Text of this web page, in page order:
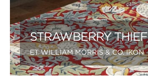
STRAWBERRY THIEF
ET WILLIAM MORRIS & CO. IKON